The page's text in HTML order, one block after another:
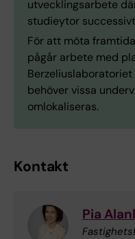
utvecklingsarbete
studieytor
För att möta
pågår arbete med
behöver vissa
omlokaliseras.
Kontakt
Pia